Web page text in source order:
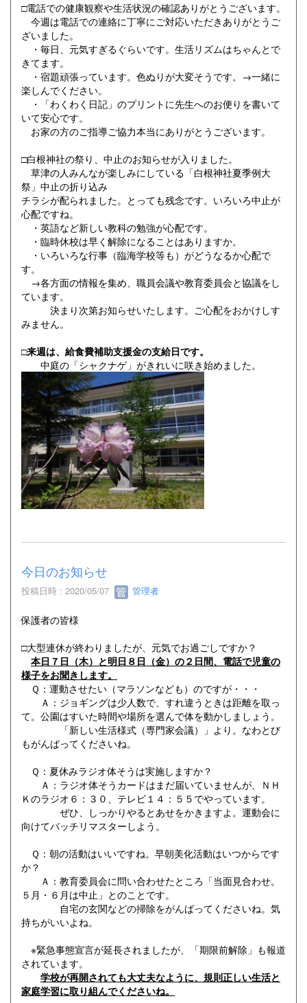
□電話での健康観察や生活状況の確認ありがとうございます。
今週は電話での連絡に丁寧にご対応いただきありがとうご
ざいました。
・毎日、元気すぎるぐらいです。生活リズムはちゃんとで
きてます。
・宿題頑張っています。色ぬりが大変そうです。→一緒に
楽しんでください。
・「わくわく日記」のプリントに先生へのお便りを書いて
いて安心です。
お家の方のご指導ご協力本当にありがとうございます。
□白根神社の祭り、中止のお知らせが入りました。
草津の人みんなが楽しみにしている「白根神社夏季例大
祭」中止の折り込み
チラシが配られました。とっても残念です。いろいろ中止が
心配ですね。
・英語など新しい教科の勉強が心配です。
・臨時休校は早く解除になることはありますか。
・いろいろな行事（臨海学校等も）がどうなるか心配で
す。
→各方面の情報を集め、職員会議や教育委員会と協議をし
ています。
決まり次第お知らせいたします。ご心配をおかけしす
みません。
□来週は、給食費補助支援金の支給日です。
中庭の「シャクナゲ」がきれいに咲き始めました。
今日のお知らせ
投稿日時 : 2020/05/07 管理者
保護者の皆様
□大型連休が終わりましたが、元気でお過ごしですか？
本日７日（木）と明日８日（金）の２日間、電話で児童の
様子をお聞きします。
Ｑ：運動させたい（マラソンなども）のですが・・・
Ａ：ジョギングは少人数で、すれ違うときは距離を取っ
て。公園はすいた時間や場所を選んで体を動かしましょう。
「新しい生活様式（専門家会議）」より。なわとび
もがんばってくださいね。
Ｑ：夏休みラジオ体そうは実施しますか？
Ａ：ラジオ体そうカードはまだ届いていませんが、ＮＨ
Ｋのラジオ６：３０、テレビ１４：５５でやっています。
ぜひ、しっかりやるとあせをかきますよ。運動会に
向けてバッチリマスターしよう。
Ｑ：朝の活動はいいですね。早朝美化活動はいつからです
か？
Ａ：教育委員会に問い合わせたところ「当面見合わせ。
５月・６月は中止」とのことです。
自宅の玄関などの掃除をがんばってくださいね。気
持ちがいいよね。
※緊急事態宣言が延長されましたが、「期限前解除」も報道
されています。
学校が再開されても大丈夫なように、規則正しい生活と
家庭学習に取り組んでくださいね。